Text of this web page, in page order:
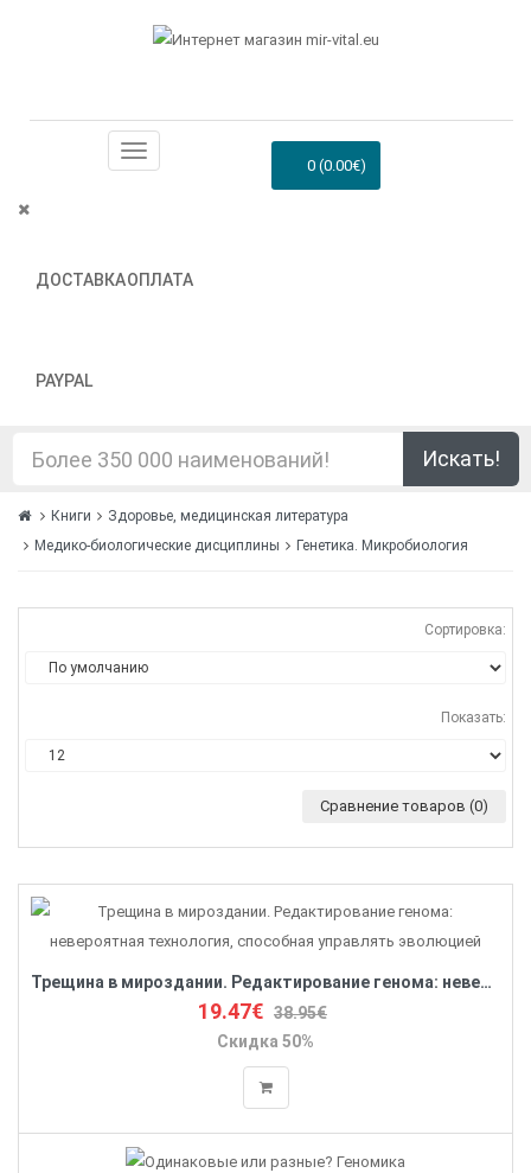
ДОСТАВКАОПЛАТА
PAYPAL
0 (0.00€)
Искать!
Книги
Здоровье, медицинская литература
Медико-биологические дисциплины
Генетика. Микробиология
Сортировка:
Показать:
Сравнение товаров (0)
Трещина в мироздании. Редактирование генома: невероятная технология, способная управлять эволюцией
19.47€ 38.95€
Скидка 50%